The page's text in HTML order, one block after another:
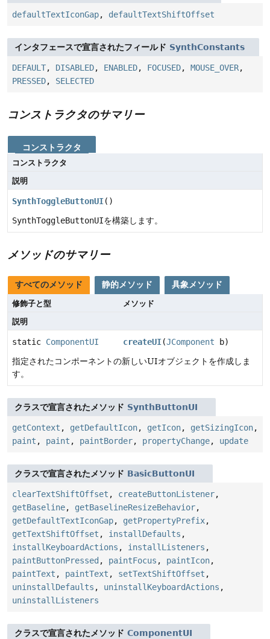
defaultTextIconGap, defaultTextShiftOffset
インタフェースで宣言されたフィールド SynthConstants
DEFAULT, DISABLED, ENABLED, FOCUSED, MOUSE_OVER,
PRESSED, SELECTED
コンストラクタのサマリー
コンストラクタ
コンストラクタ
説明
SynthToggleButtonUI()
SynthToggleButtonUIを構築します。
メソッドのサマリー
すべてのメソッド 静的メソッド 具象メソッド
修飾子と型
メソッド
説明
static ComponentUI createUI(JComponent b)
指定されたコンポーネントの新しいUIオブジェクトを作成しま
す。
クラスで宣言されたメソッド SynthButtonUI
getContext , getDefaultIcon, getIcon, getSizingIcon,
paint , paint , paintBorder, propertyChange, update
クラスで宣言されたメソッド BasicButtonUI
clearTextShiftOffset , createButtonListener,
getBaseline, getBaselineResizeBehavior,
getDefaultTextIconGap, getPropertyPrefix,
getTextShiftOffset , installDefaults ,
installKeyboardActions , installListeners ,
paintButtonPressed , paintFocus , paintIcon,
paintText , paintText , setTextShiftOffset ,
uninstallDefaults , uninstallKeyboardActions ,
uninstallListeners
クラスで宣言されたメソッド ComponentUI